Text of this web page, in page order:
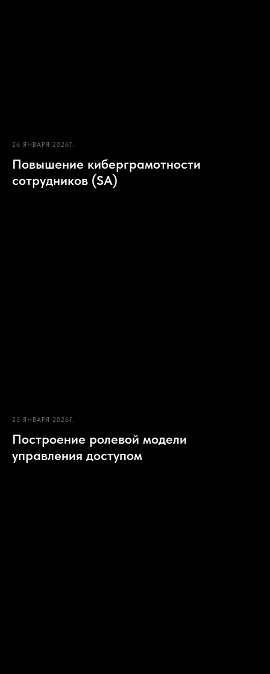
26 ЯНВАРЯ 2026Г.
Повышение киберграмотности
сотрудников (SA)
23 ЯНВАРЯ 2026Г.
Построение ролевой модели
управления доступом